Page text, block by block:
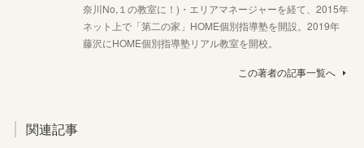
奈川No,１の教室に！)・エリアマネージャーを経て、2015年
ネット上で「第二の家」HOME個別指導塾を開設。2019年
藤沢にHOME個別指導塾リアル教室を開校。
この著者の記事一覧へ
関連記事